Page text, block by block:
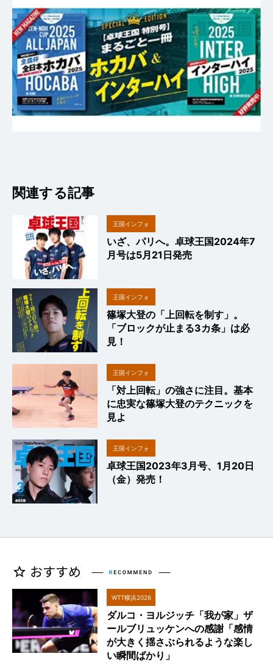
関連する記事
王国インフォ
いざ、パリへ。卓球王国2024年7
月号は5月21日発売
王国インフォ
篠塚大登の「上回転を制す」。
「ブロックが止まる3カ条」は必
見！
王国インフォ
「対上回転」の強さに注目。基本
に忠実な篠塚大登のテクニックを
見よ
王国インフォ
卓球王国2023年3月号、1月20日
（金）発売！
WTT横浜2026
ダルコ・ヨルジッチ「我が家」ザ
ールブリュッケンへの感謝「感情
が大きく揺さぶられるような楽し
い瞬間ばかり」